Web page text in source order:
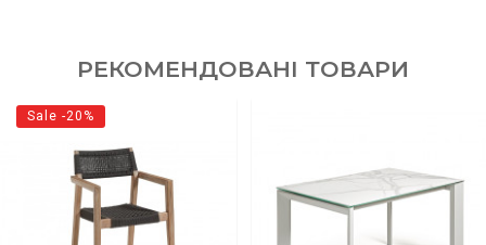
РЕКОМЕНДОВАНІ ТОВАРИ
Sale -20%